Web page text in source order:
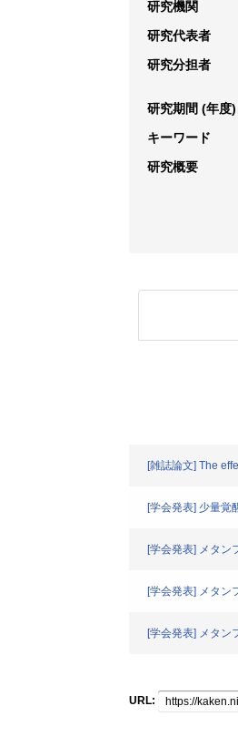
研究機関
研究代表者
研究分担者
研究期間 (年度)
キーワード
研究概要
[雑誌論文] The
[学会発表] 少量覚
[学会発表] メタン
[学会発表] メタン
[学会発表] メタン
URL: